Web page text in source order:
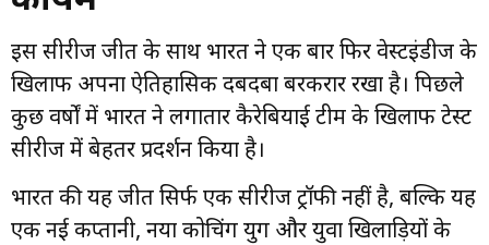
इस सीरीज जीत के साथ भारत ने एक बार फिर वेस्टइंडीज के
खिलाफ अपना ऐतिहासिक दबदबा बरकरार रखा है। पिछले
कुछ वर्षों में भारत ने लगातार कैरेबियाई टीम के खिलाफ टेस्ट
सीरीज में बेहतर प्रदर्शन किया है।
भारत की यह जीत सिर्फ एक सीरीज ट्रॉफी नहीं है, बल्कि यह
एक नई कप्तानी, नया कोचिंग युग और युवा खिलाड़ियों के